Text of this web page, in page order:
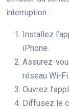
interruption :
Installez
iPhone.
Assurez-
réseau Wi-Fi.
Ouvrez
Diffusez le